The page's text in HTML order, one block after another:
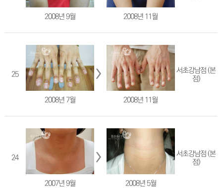
2008년 9월 2008년 11월
25
2008년 7월 2008년 11월
서초강남점 (본
점)
24
2007년 9월 2008년 5월
서초강남점 (본
점)